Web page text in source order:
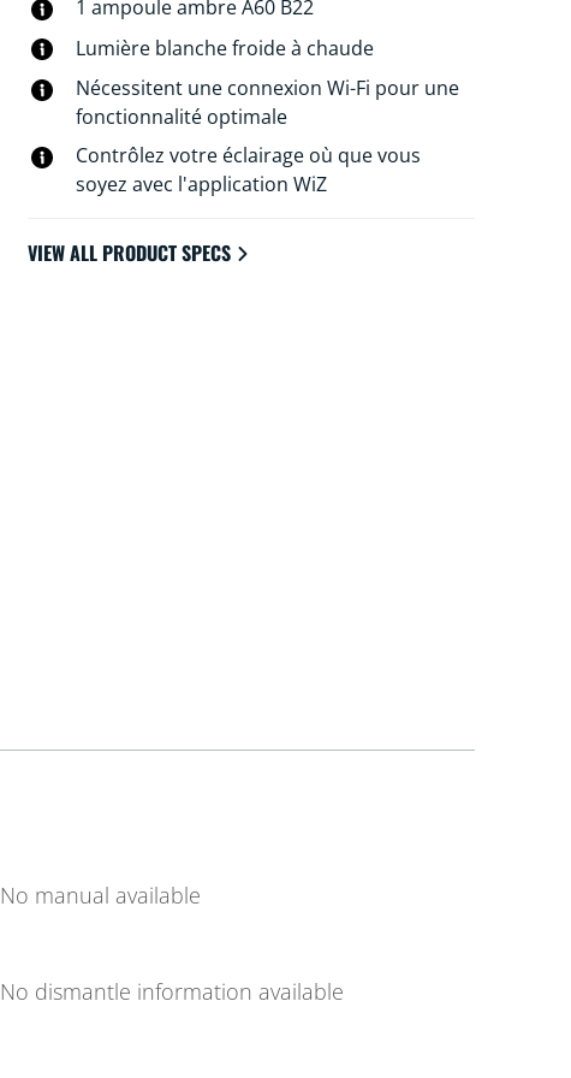
déco. Pour créer l'ambiance qui vous
convient, choisissez une lumière blanche
plus ou moins chaude. Vous pouvez créer
des programmes d'allumage et d'extinction
de vos lampes pour la semaine ou selon un
jour précis, et commander le système via
votre smartphone ou à la voix. Vous pouvez
matériel spécial : les lampes WiZ se
connectent directement au Wi-Fi.
1 ampoule ambre A60 B22
Lumière blanche froide à chaude
Nécessitent une connexion Wi-Fi pour une
fonctionnalité optimale
Contrôlez votre éclairage où que vous
soyez avec l'application WiZ
VIEW ALL PRODUCT SPECS
No manual available
No dismantle information available